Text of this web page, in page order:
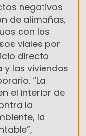
negativos
de alimañas,
con los
viales por
directo
las viviendas
“La
el interior de
la
la